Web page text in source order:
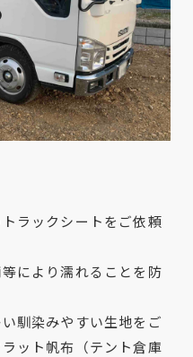
ラックシートをご依頼
により濡れることを防
馴染みやすい生地をご
ット帆布（テント倉庫